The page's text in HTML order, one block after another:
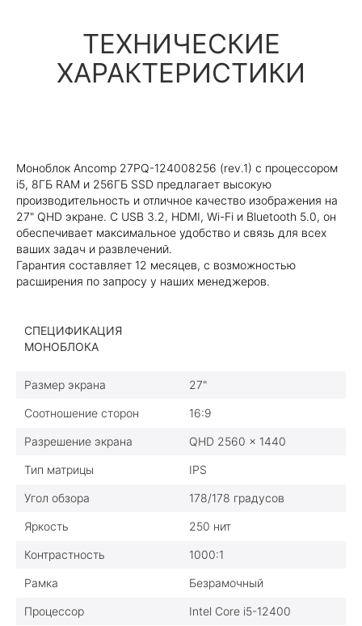
ТЕХНИЧЕСКИЕ
ХАРАКТЕРИСТИКИ
Моноблок Ancomp 27PQ-124008256 (rev.1) с процессором
i5, 8ГБ RAM и 256ГБ SSD предлагает высокую
производительность и отличное качество изображения на
27" QHD экране. С USB 3.2, HDMI, Wi-Fi и Bluetooth 5.0, он
обеспечивает максимальное удобство и связь для всех
ваших задач и развлечений.
Гарантия составляет 12 месяцев, с возможностью
расширения по запросу у наших менеджеров.
СПЕЦИФИКАЦИЯ
МОНОБЛОКА
Размер экрана 27"
Соотношение сторон 16:9
Разрешение экрана QHD 2560 × 1440
Тип матрицы IPS
Угол обзора 178/178 градусов
Яркость 250 нит
Контрастность 1000:1
Рамка Безрамочный
Процессор Intel Core i5-12400